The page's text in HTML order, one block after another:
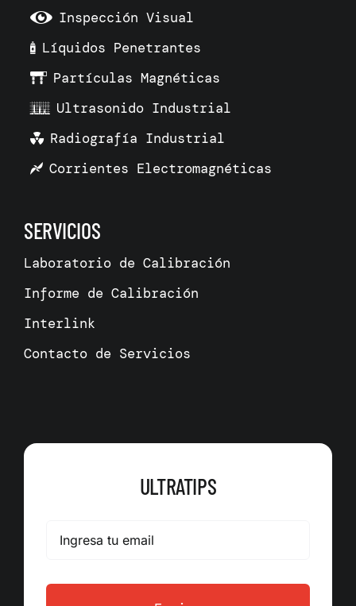
Inspección Visual
Líquidos Penetrantes
Partículas Magnéticas
Ultrasonido Industrial
Radiografía Industrial
Corrientes Electromagnéticas
SERVICIOS
Laboratorio de Calibración
Informe de Calibración
Interlink
Contacto de Servicios
ULTRATIPS